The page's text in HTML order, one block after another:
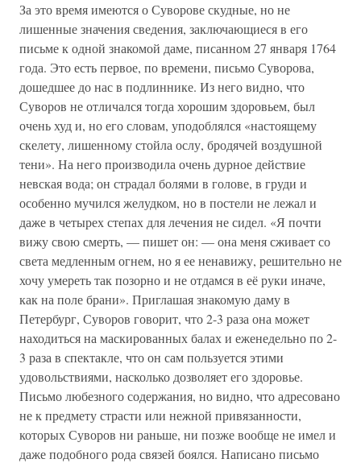
За это время имеются о Суворове скудные, но не
лишенные значения сведения, заключающиеся в его
письме к одной знакомой даме, писанном 27 января 1764
года. Это есть первое, по времени, письмо Суворова,
дошедшее до нас в подлиннике. Из него видно, что
Суворов не отличался тогда хорошим здоровьем, был
очень худ и, но его словам, уподоблялся «настоящему
скелету, лишенному стойла ослу, бродячей воздушной
тени». На него производила очень дурное действие
невская вода; он страдал болями в голове, в груди и
особенно мучился желудком, но в постели не лежал и
даже в четырех степах для лечения не сидел. «Я почти
вижу свою смерть, — пишет он: — она меня сживает со
света медленным огнем, но я ее ненавижу, решительно не
хочу умереть так позорно и не отдамся в её руки иначе,
как на поле брани». Приглашая знакомую даму в
Петербург, Суворов говорит, что 2-3 раза она может
находиться на маскированных балах и еженедельно по 2-
3 раза в спектакле, что он сам пользуется этими
удовольствиями, насколько дозволяет его здоровье.
Письмо любезного содержания, но видно, что адресовано
не к предмету страсти или нежной привязанности,
которых Суворов ни раньше, ни позже вообще не имел и
даже подобного рода связей боялся. Написано письмо